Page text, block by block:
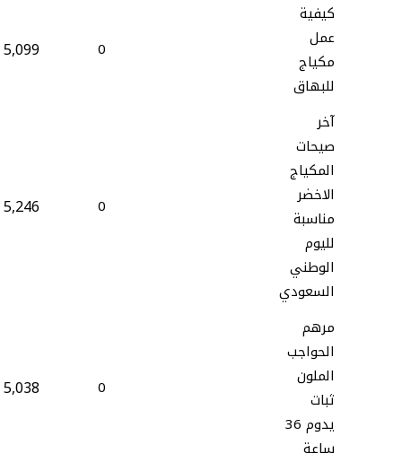
كيفية
عمل
مكياج
للبهاق
0
5,099
آخر
صيحات
المكياج
الاخضر
مناسبة
لليوم
الوطني
السعودي
0
5,246
مرهم
الحواجب
الملون
ثبات
يدوم 36
ساعة
0
5,038